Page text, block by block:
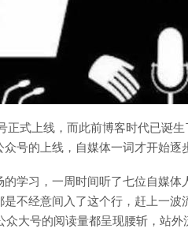
正式上线，而此前博客时代已诞
号的上线，自媒体一词才开始逐
的学习，一周时间听了七位自媒
不经意间入了这个行，赶上一
众大号的阅读量都呈现腰斩，站